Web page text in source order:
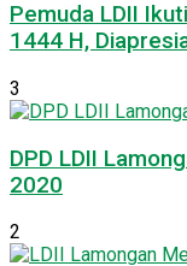
Pemuda LDII
1444 H,
3
DPD LDII
2020
2